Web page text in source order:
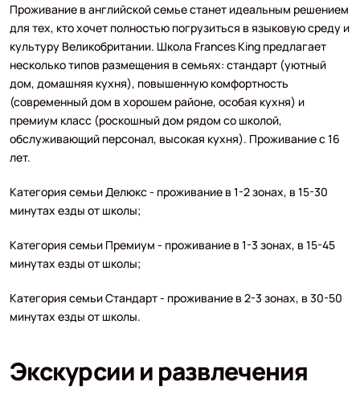
Проживание в английской семье станет идеальным решением
для тех, кто хочет полностью погрузиться в языковую среду и
культуру Великобритании. Школа Frances King предлагает
несколько типов размещения в семьях: стандарт (уютный
дом, домашняя кухня), повышенную комфортность
(современный дом в хорошем районе, особая кухня) и
премиум класс (роскошный дом рядом со школой,
обслуживающий персонал, высокая кухня). Проживание с 16
лет.
Категория семьи Делюкс - проживание в 1-2 зонах, в 15-30
минутах езды от школы;
Категория семьи Премиум - проживание в 1-3 зонах, в 15-45
минутах езды от школы;
Категория семьи Стандарт - проживание в 2-3 зонах, в 30-50
минутах езды от школы.
Экскурсии и развлечения